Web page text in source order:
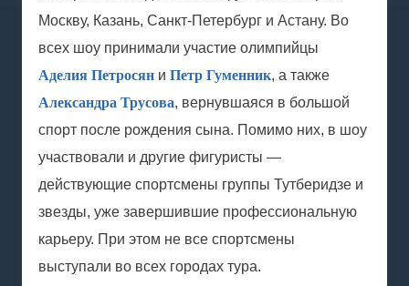
Москву, Казань, Санкт-Петербург и Астану. Во
всех шоу принимали участие олимпийцы
Аделия Петросян и Петр Гуменник, а также
Александра Трусова, вернувшаяся в большой
спорт после рождения сына. Помимо них, в шоу
участвовали и другие фигуристы —
действующие спортсмены группы Тутберидзе и
звезды, уже завершившие профессиональную
карьеру. При этом не все спортсмены
выступали во всех городах тура.